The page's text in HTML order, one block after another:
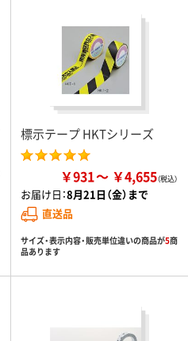
標示テープ HKTシリーズ
￥931 ￥4,655
お届け日：8月21日（金）まで
直送品
サイズ・表示内容・販売単位違いの商品が5商
品あります